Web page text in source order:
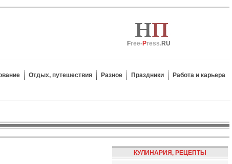
Free-Press.RU
Отдых, путешествия Разное Праздники
Работа и карьера
КУЛИНАРИЯ, РЕЦЕПТЫ